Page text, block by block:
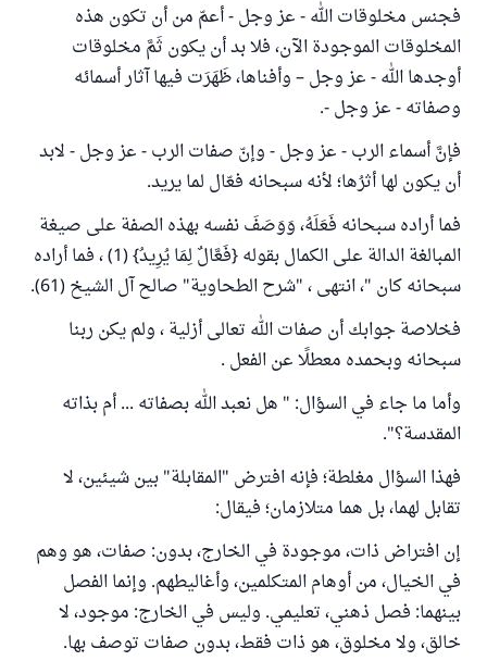
فجنس مخلوقات الله - عز وجل - أعمّ من أن تكون هذه
المخلوقات الموجودة الآن، فلا بد أن يكون ثَمَّ مخلوقات
أوجدها الله - عز وجل – وأفناها، ظَهَرَت فيها آثار أسمائه
وصفاته - عز وجل -.
فإنَّ أسماء الرب - عز وجل - وإنّ صفات الرب - عز وجل - لابد
أن يكون لها أثرُها؛ لأنه سبحانه فعّال لما يريد.
فما أراده سبحانه فَعَلَهُ، وَوَصَفَ نفسه بهذه الصفة على صيغة
المبالغة الدالة على الكمال بقوله {فَعَّالٌ لِمَا يُرِيدُ} (1) ، فما أراده
سبحانه كان "، انتهى ، "شرح الطحاوية" صالح آل الشيخ (61).
فخلاصة جوابك أن صفات الله تعالى أزلية ، ولم يكن ربنا
سبحانه وبحمده معطلًا عن الفعل .
وأما ما جاء في السؤال: " هل نعبد الله بصفاته ... أم بذاته
المقدسة؟".
فهذا السؤال مغلطة؛ فإنه افترض "المقابلة" بين شيئين، لا
تقابل لهما، بل هما متلازمان؛ فيقال:
إن افتراض ذات، موجودة في الخارج، بدون: صفات، هو وهم
في الخيال، من أوهام المتكلمين، وأغاليطهم. وإنما الفصل
بينهما: فصل ذهني، تعليمي. وليس في الخارج: موجود، لا
خالق، ولا مخلوق، هو ذات فقط، بدون صفات توصف بها.